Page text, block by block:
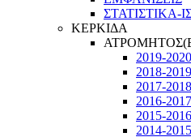
ΣΤΑΤΙΣΤΙΚΑ-
ΚΕΡΚΙΔΑ
2019-2020
2018-2019
2017-2018
2016-2017
2015-2016
2014-2015